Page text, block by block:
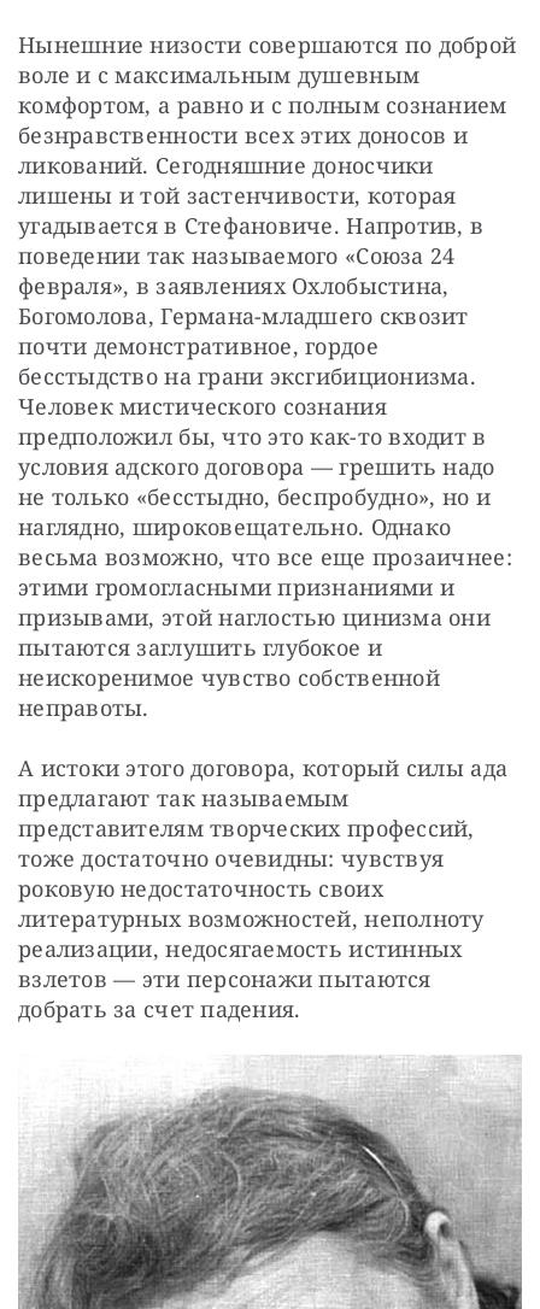
Нынешние низости совершаются по доброй
воле и с максимальным душевным
комфортом, а равно и с полным сознанием
безнравственности всех этих доносов и
ликований. Сегодняшние доносчики
лишены и той застенчивости, которая
угадывается в Стефановиче. Напротив, в
поведении так называемого «Союза 24
февраля», в заявлениях Охлобыстина,
Богомолова, Германа-младшего сквозит
почти демонстративное, гордое
бесстыдство на грани эксгибиционизма.
Человек мистического сознания
предположил бы, что это как-то входит в
условия адского договора — грешить надо
не только «бесстыдно, беспробудно», но и
наглядно, широковещательно. Однако
весьма возможно, что все еще прозаичнее:
этими громогласными признаниями и
призывами, этой наглостью цинизма они
пытаются заглушить глубокое и
неискоренимое чувство собственной
неправоты.
А истоки этого договора, который силы ада
предлагают так называемым
представителям творческих профессий,
тоже достаточно очевидны: чувствуя
роковую недостаточность своих
литературных возможностей, неполноту
реализации, недосягаемость истинных
взлетов — эти персонажи пытаются
добрать за счет падения.